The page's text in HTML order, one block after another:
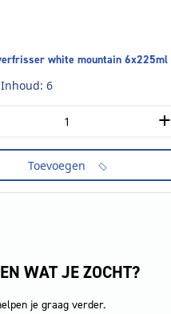
white mountain 6x225ml
6
+
Toevoegen
WAT JE ZOCHT?
je graag verder.